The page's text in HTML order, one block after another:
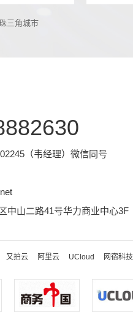
三角城市
（韦经理）微信同号
中山二路41号华力商业中心3F
又拍云 阿里云 UCloud 网宿科技